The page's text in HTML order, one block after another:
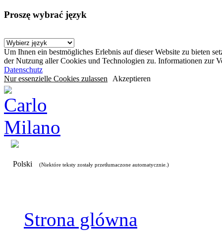
Proszę wybrać język
Um Ihnen ein bestmögliches Erlebnis auf dieser Website zu bieten
der Nutzung aller Cookies und Technologien zu. Informationen zur
Datenschutz
Nur essenzielle Cookies zulassen Akzeptieren
Polski (Niektóre teksty zostały przetłumaczone automatycznie.)
Strona glówna